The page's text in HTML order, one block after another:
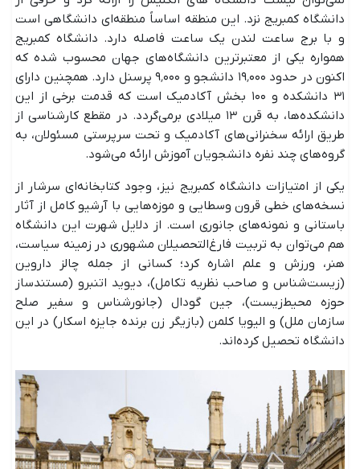
دانشگاه کمبریج نزد. این منطقه اساساً منطقه‌ای دانشگاهی است
و با برج ساعت لندن یک ساعت فاصله دارد. دانشگاه کمبریج
همواره یکی از معتبرترین دانشگاه‌های جهان محسوب شده که
اکنون در حدود ۱۹٬۰۰۰ دانشجو و ۹٬۰۰۰ پرسنل دارد. همچنین دارای
۳۱ دانشکده و ۱۰۰ بخش آکادمیک است که قدمت برخی از این
دانشکده‌ها، به قرن ۱۳ میلادی برمی‌گردد. در مقطع کارشناسی از
طریق ارائه سخنرانی‌های آکادمیک و تحت سرپرستی مسئولان، به
گروه‌های چند نفره دانشجویان آموزش ارائه می‌شود.
یکی از امتیازات دانشگاه کمبریج نیز، وجود کتابخانه‌ای سرشار از
نسخه‌های خطی قرون وسطایی و موزه‌هایی با آرشیو کامل از آثار
باستانی و نمونه‌های جانوری است. از دلایل شهرت این دانشگاه
هم می‌توان به تربیت فارغ‌التحصیلان مشهوری در زمینه سیاست،
هنر، ورزش و علم اشاره کرد؛ کسانی از جمله چالز داروین
(زیست‌شناس و صاحب نظریه تکامل)، دیوید اتنبرو (مستندساز
حوزه محیط‌زیست)، جین گودال (جانورشناس و سفیر صلح
سازمان ملل) و الیویا کلمن (بازیگر زن برنده جایزه اسکار) در این
دانشگاه تحصیل کرده‌اند.